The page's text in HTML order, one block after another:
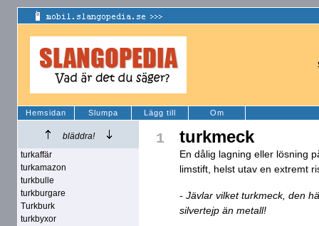
Hemsidan Slumpa Lägg till Om
bläddra!
turkaffär
turkamazon
turkbulle
turkburgare
Turkburk
turkbyxor
1 turkmeck
En dålig lagning eller lösning
limstift, helst utav en extremt
- Jävlar vilket turkmeck, den
silvertejp än metall!